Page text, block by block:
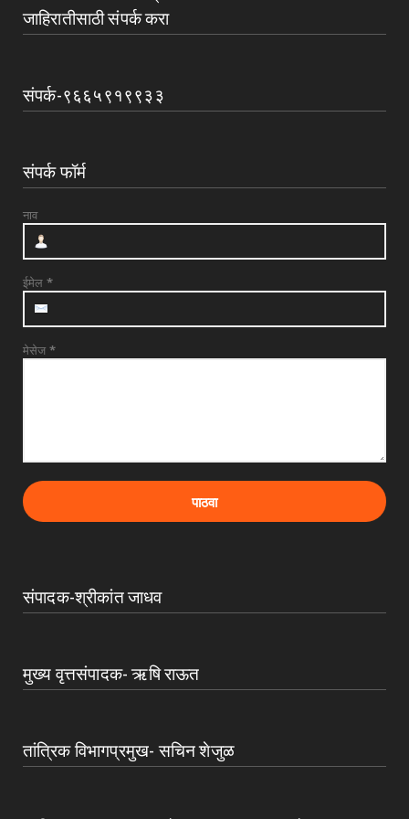
देवळाली प्रवराच्या शेटेवाडी येथील विठ्ठल खांदे यांचे
देवळाली प्रवरा येथील विधिज्ञ ॲड. प्रकाश संसारे
यांची काँग्रे...
जाहिरातीसाठी संपर्क करा
संपर्क-९६६५९१९९३३
संपर्क फॉर्म
नाव
ईमेल *
मेसेज *
संपादक-श्रीकांत जाधव
मुख्य वृत्तसंपादक- ऋषि राऊत
तांत्रिक विभागप्रमुख- सचिन शेजुळ